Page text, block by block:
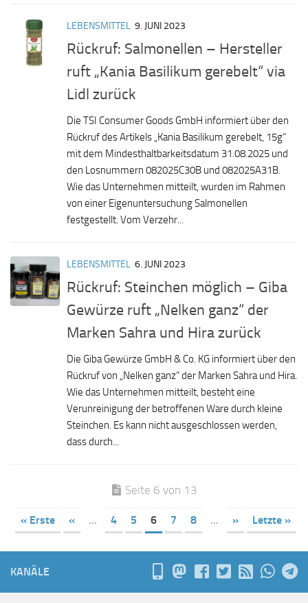
LEBENSMITTEL 9. JUNI 2023
Rückruf: Salmonellen – Hersteller
ruft „Kania Basilikum gerebelt“ via
Lidl zurück
Die TSI Consumer Goods GmbH informiert über den
Rückruf des Artikels „Kania Basilikum gerebelt, 15g“
mit dem Mindesthaltbarkeitsdatum 31.08.2025 und
den Losnummern 082025C30B und 082025A31B.
Wie das Unternehmen mitteilt, wurden im Rahmen
von einer Eigenuntersuchung Salmonellen
festgestellt. Vom Verzehr...
LEBENSMITTEL 6. JUNI 2023
Rückruf: Steinchen möglich – Giba
Gewürze ruft „Nelken ganz“ der
Marken Sahra und Hira zurück
Die Giba Gewürze GmbH & Co. KG informiert über den
Rückruf von „Nelken ganz“ der Marken Sahra und Hira.
Wie das Unternehmen mitteilt, besteht eine
Verunreinigung der betroffenen Ware durch kleine
Steinchen. Es kann nicht ausgeschlossen werden,
dass durch...
Seite 6 von 13
« Erste « ... 4 5 6 7 8 ... » Letzte »
KANÄLE